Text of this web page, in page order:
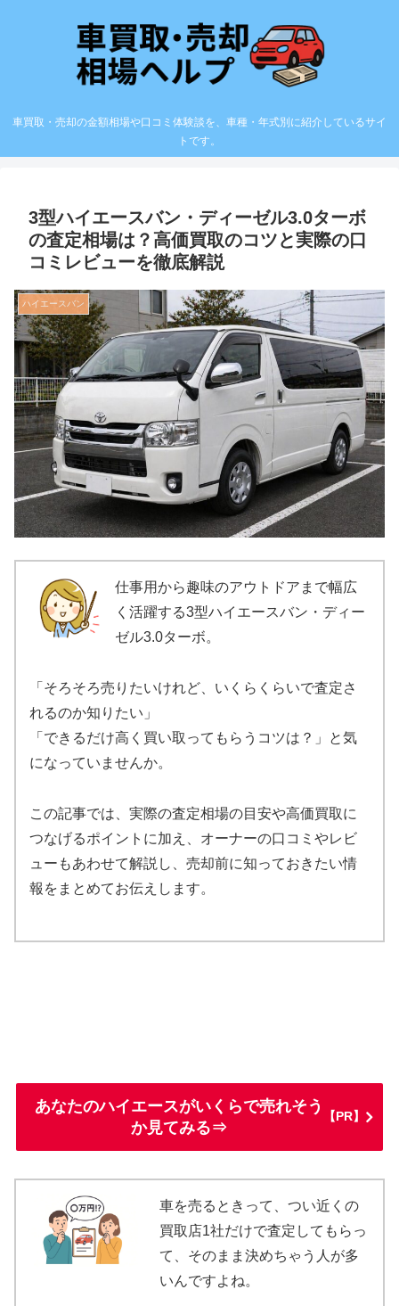
車買取・売却の金額相場や口コミ体験談を、車種・年式別に紹介しているサイ
トです。
3型ハイエースバン・ディーゼル3.0ターボ
の査定相場は？高価買取のコツと実際の口
コミレビューを徹底解説
ハイエースバン
仕事用から趣味のアウトドアまで幅広
く活躍する3型ハイエースバン・ディー
ゼル3.0ターボ。
「そろそろ売りたいけれど、いくらくらいで査定さ
れるのか知りたい」
「できるだけ高く買い取ってもらうコツは？」と気
になっていませんか。
この記事では、実際の査定相場の目安や高価買取に
つなげるポイントに加え、オーナーの口コミやレビ
ューもあわせて解説し、売却前に知っておきたい情
報をまとめてお伝えします。
あなたのハイエースがいくらで売れそう
か見てみる⇒
【PR】
車を売るときって、つい近くの
買取店1社だけで査定してもらっ
て、そのまま決めちゃう人が多
いんですよね。